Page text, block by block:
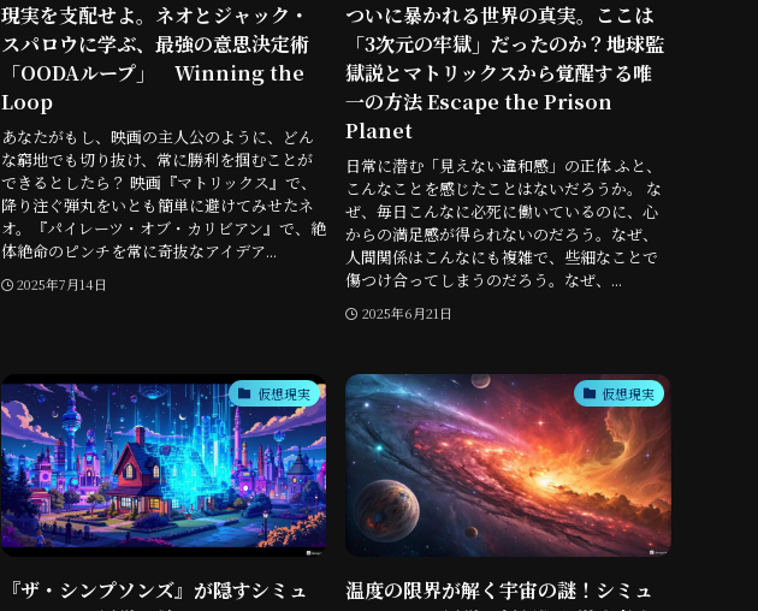
現実を支配せよ。ネオとジャック・
スパロウに学ぶ、最強の意思決定術
「OODAループ」 Winning the
Loop
あなたがもし、映画の主人公のように、どん
な窮地でも切り抜け、常に勝利を掴むことが
できるとしたら？ 映画『マトリックス』で、
降り注ぐ弾丸をいとも簡単に避けてみせたネ
オ。『パイレーツ・オブ・カリビアン』で、絶
体絶命のピンチを常に奇抜なアイデア...
2025年7月14日
ついに暴かれる世界の真実。ここは
「3次元の牢獄」だったのか？地球監
獄説とマトリックスから覚醒する唯
一の方法 Escape the Prison
Planet
日常に潜む「見えない違和感」の正体 ふと、
こんなことを感じたことはないだろうか。 な
ぜ、毎日こんなに必死に働いているのに、心
からの満足感が得られないのだろう。なぜ、
人間関係はこんなにも複雑で、些細なことで
傷つけ合ってしまうのだろう。なぜ、...
2025年6月21日
仮想現実
『ザ・シンプソンズ』が隠すシミュ
仮想現実
温度の限界が解く宇宙の謎！シミュ